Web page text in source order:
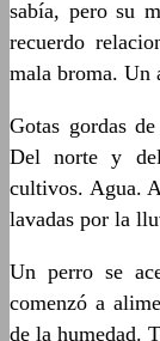
sabía, pero su
recuerdo
mala broma. Un
Gotas gordas
Del norte y
cultivos. Agua.
lavadas por la
Un perro se
comenzó a
de la humedad.